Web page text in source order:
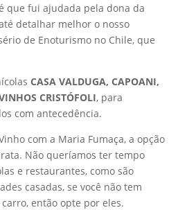
que fui ajudada pela dona da
detalhar melhor o nosso
de Enoturismo no Chile, que
CASA VALDUGA, CAPOANI,
CRISTÓFOLI, para
com antecedência.
com a Maria Fumaça, a opção
Não queríamos ter tempo
e restaurantes, como são
casadas, se você não tem
então opte por eles.